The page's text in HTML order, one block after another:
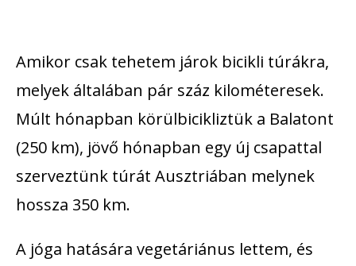
Amikor csak tehetem járok bicikli túrákra,
melyek általában pár száz kilométeresek.
Múlt hónapban körülbicikliztük a Balatont
(250 km), jövő hónapban egy új csapattal
szerveztünk túrát Ausztriában melynek
hossza 350 km.
A jóga hatására vegetáriánus lettem, és